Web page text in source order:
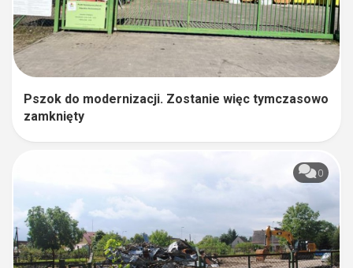
Pszok do modernizacji. Zostanie więc tymczasowo
zamknięty
0